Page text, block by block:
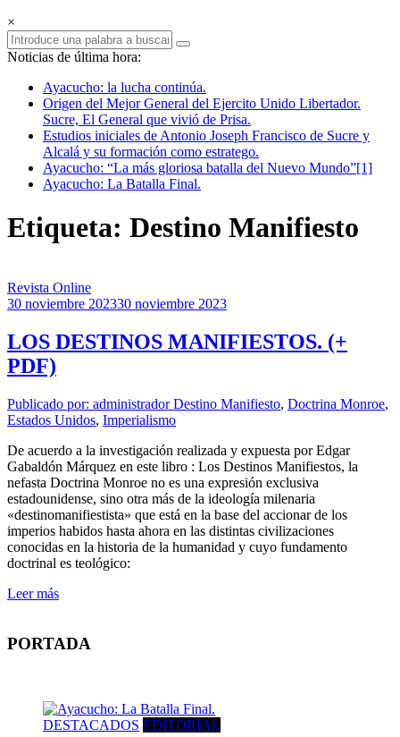
×
Noticias de última hora:
Ayacucho: la lucha continúa.
Origen del Mejor General del Ejercito Unido Libertador.
Sucre, El General que vivió de Prisa.
Estudios iniciales de Antonio Joseph Francisco de Sucre y
Alcalá y su formación como estratego.
Ayacucho: “La más gloriosa batalla del Nuevo Mundo”[1]
Ayacucho: La Batalla Final.
Etiqueta: Destino Manifiesto
Revista Online
30 noviembre 202330 noviembre 2023
LOS DESTINOS MANIFIESTOS. (+
PDF)
Publicado por: administradorDestino Manifiesto, Doctrina Monroe,
Estados Unidos, Imperialismo
De acuerdo a la investigación realizada y expuesta por Edgar
Gabaldón Márquez en este libro : Los Destinos Manifiestos, la
nefasta Doctrina Monroe no es una expresión exclusiva
estadounidense, sino otra más de la ideología milenaria
«destinomanifiestista» que está en la base del accionar de los
imperios habidos hasta ahora en las distintas civilizaciones
conocidas en la historia de la humanidad y cuyo fundamento
doctrinal es teológico:
Leer más
PORTADA
DESTACADOS EDITORIAL